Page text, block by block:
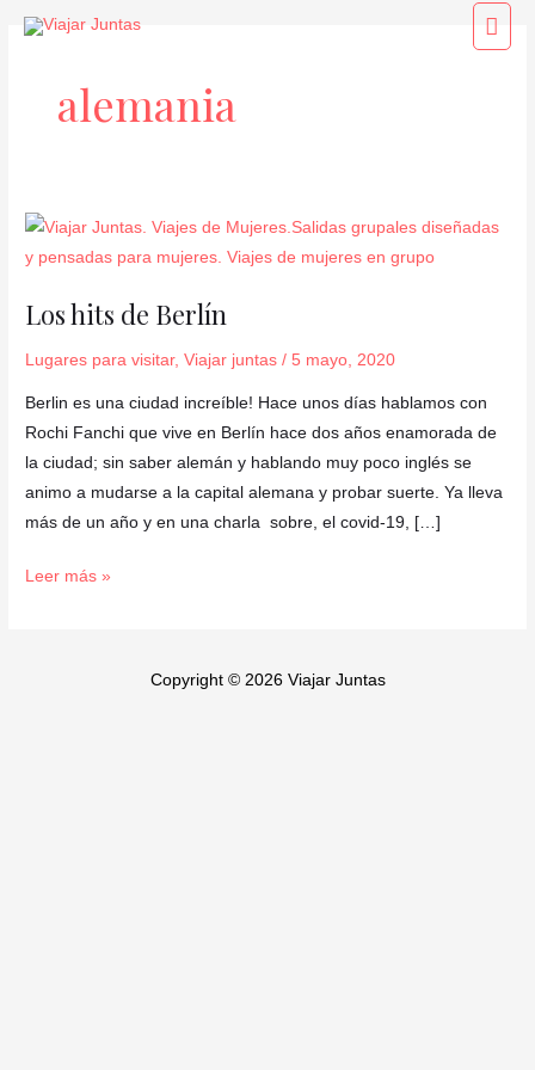
alemania
Los hits de Berlín
Lugares para visitar,Viajar juntas / 5 mayo, 2020
Berlin es una ciudad increíble! Hace unos días hablamos con
Rochi Fanchi que vive en Berlín hace dos años enamorada de
la ciudad; sin saber alemán y hablando muy poco inglés se
animo a mudarse a la capital alemana y probar suerte. Ya lleva
más de un año y en una charla sobre, el covid-19, […]
Los
hits
Berlín
Leer más »
Copyright © 2026 Viajar Juntas